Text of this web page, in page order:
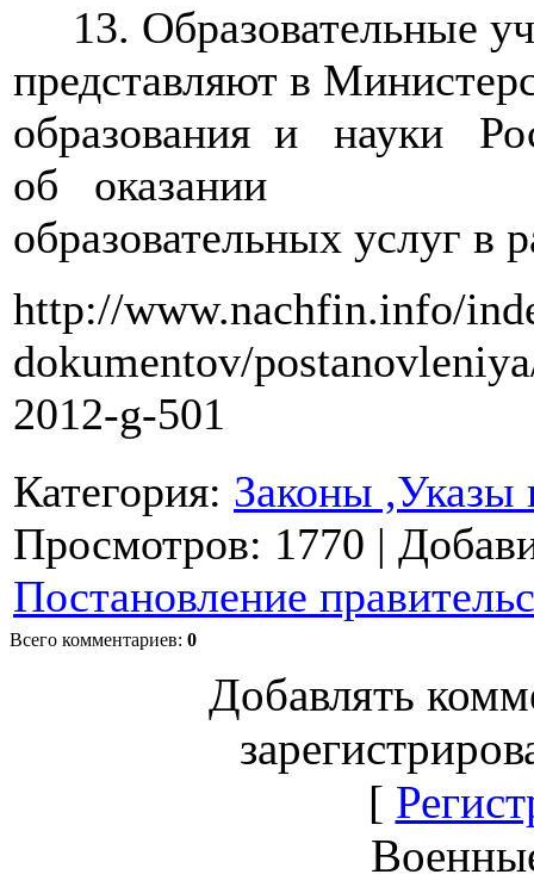
13. Образовательные
представляют в
образования и науки
об оказании
образовательных услуг в
http://www.nachfin.info/
dokumentov/
2012-g-501
Категория: Законы ,Указы
Просмотров: 1770 |
Постановление
Всего комментариев: 0
Добавлять
[